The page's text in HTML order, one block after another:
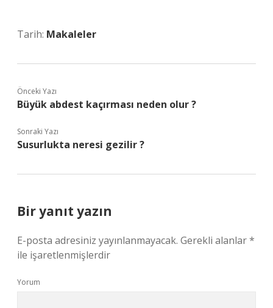
Tarih: Makaleler
Önceki Yazı
Büyük abdest kaçırması neden olur ?
Sonraki Yazı
Susurlukta neresi gezilir ?
Bir yanıt yazın
E-posta adresiniz yayınlanmayacak. Gerekli alanlar*
ile işaretlenmişlerdir
Yorum